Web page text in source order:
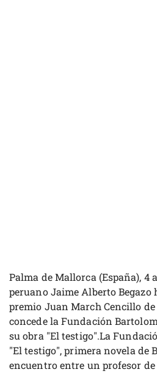
Palma de Mallorca (España), 4
peruano Jaime Alberto Begazo
premio Juan March Cencillo de
concede la Fundación
su obra "El testigo".La
"El testigo", primera novela de
encuentro entre un profesor